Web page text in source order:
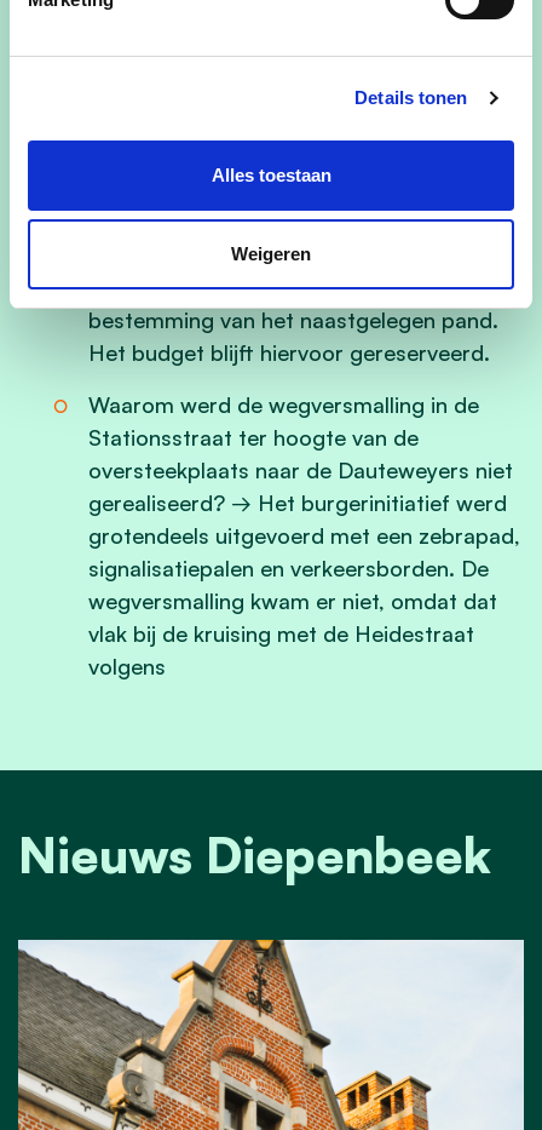
Details tonen
Alles toestaan
Weigeren
Wat met de initiatieven van 2023/2024?
wat gebeurde er met het voorziene budget
van 15.000 euro? → De situatie in de buurt
is gewijzigd. Het project wordt uitgevoerd
zodra er meer duidelijkheid is over de
bestemming van het naastgelegen pand.
Het budget blijft hiervoor gereserveerd.
Waarom werd de wegversmalling in de
Stationsstraat ter hoogte van de
oversteekplaats naar de Dauteweyers niet
gerealiseerd? → Het burgerinitiatief werd
grotendeels uitgevoerd met een zebrapad,
signalisatiepalen en verkeersborden. De
wegversmalling kwam er niet, omdat dat
vlak bij de kruising met de Heidestraat
volgens
Nieuws Diepenbeek